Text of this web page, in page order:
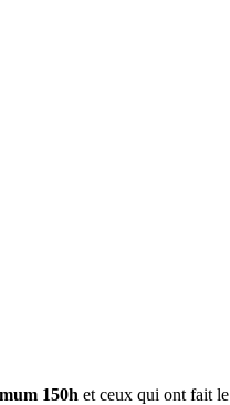
150h et ceux qui ont fait le